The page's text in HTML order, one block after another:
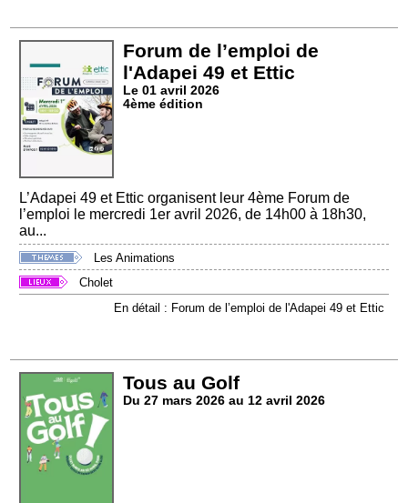
Forum de l’emploi de
l'Adapei 49 et Ettic
Le 01 avril 2026
4ème édition
L’Adapei 49 et Ettic organisent leur 4ème Forum de
l’emploi le mercredi 1er avril 2026, de 14h00 à 18h30,
au...
Les Animations
Cholet
En détail : Forum de l’emploi de l'Adapei 49 et Ettic
Tous au Golf
Du 27 mars 2026 au 12 avril 2026